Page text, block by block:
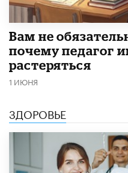
​Вам не
почему педагог
растеряться
1 ИЮНЯ
ЗДОРОВЬЕ